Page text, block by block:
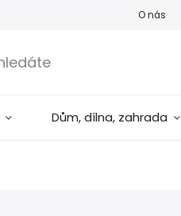
O nás
Dům, dílna, zahrada